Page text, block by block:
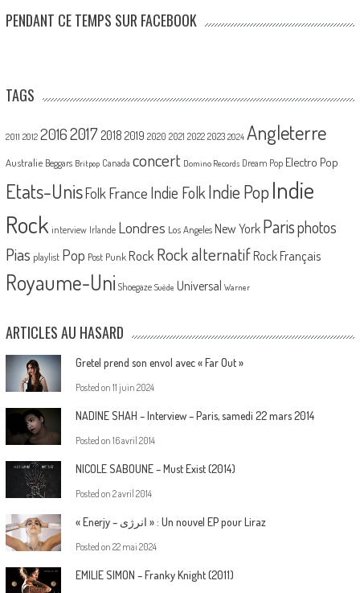
PENDANT CE TEMPS SUR FACEBOOK
TAGS
2011 2012 20162017 2018 2019 2020 2021 2022 2023 2024 Angleterre
Australie Beggars Britpop Canada concert Domino Records Dream Pop Electro Pop
Etats-UnisFolk France Indie Folk Indie PopIndie
Rock interview Irlande Londres Los Angeles New York Parisphotos
Pias playlist Pop Post Punk Rock Rock alternatif Rock Français
Royaume-Uni Shoegaze Suède Universal Warner
ARTICLES AU HASARD
Gretel prend son envol avec « Far Out »
Posted on 11 juin 2024
NADINE SHAH – Interview – Paris, samedi 22 mars 2014
Posted on 16 avril 2014
NICOLE SABOUNE – Must Exist (2014)
Posted on 2 avril 2014
« Enerjy – ا​ن​ر​ژ​ی » : Un nouvel EP pour Liraz
Posted on 22 mai 2024
EMILIE SIMON – Franky Knight (2011)